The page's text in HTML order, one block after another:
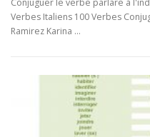
Verbes Italiens 100 Verbes
Ramirez Karina …